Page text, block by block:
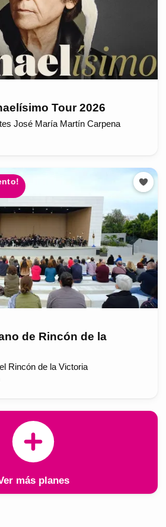
Tour 2026
José María Martín Carpena
de Rincón de la
Rincón de la Victoria
más planes